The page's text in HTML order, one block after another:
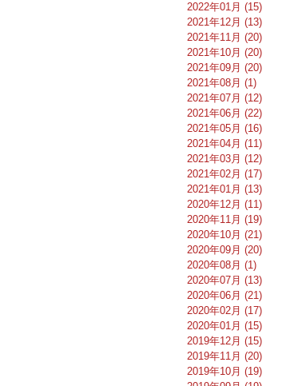
2022年01月 (15)
2021年12月 (13)
2021年11月 (20)
2021年10月 (20)
2021年09月 (20)
2021年08月 (1)
2021年07月 (12)
2021年06月 (22)
2021年05月 (16)
2021年04月 (11)
2021年03月 (12)
2021年02月 (17)
2021年01月 (13)
2020年12月 (11)
2020年11月 (19)
2020年10月 (21)
2020年09月 (20)
2020年08月 (1)
2020年07月 (13)
2020年06月 (21)
2020年02月 (17)
2020年01月 (15)
2019年12月 (15)
2019年11月 (20)
2019年10月 (19)